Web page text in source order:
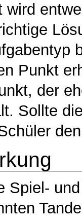
wird
Punkt
der
Sollte
Spiel-